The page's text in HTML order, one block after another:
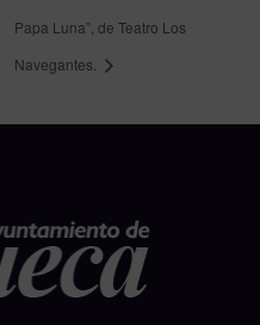
Papa Luna”, de Teatro Los
Navegantes.